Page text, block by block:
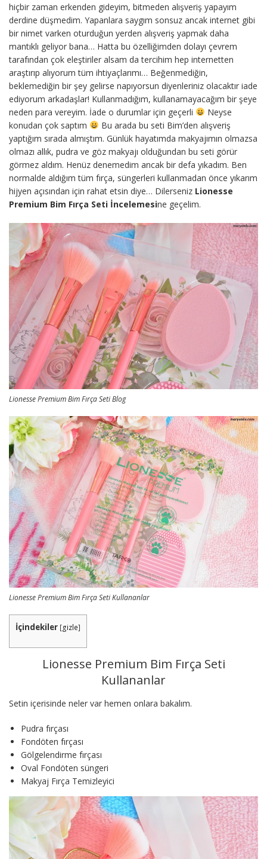
hiçbir zaman erkenden gideyim, bitmeden alışveriş yapayım
derdine düşmedim. Yapanlara saygım sonsuz ancak internet gibi
bir nimet varken oturduğun yerden alışveriş yapmak daha
mantıklı geliyor bana… Hatta bu özelliğimden dolayı çevrem
tarafından çok eleştiriler alsam da tercihim hep internetten
araştırıp alıyorum tüm ihtiyaçlarımı… Beğenmediğin,
beklemediğin bir şey gelirse napıyorsun diyenleriniz olacaktır iade
ediyorum arkadaşlar! Kullanmadığım, kullanamayacağım bir şeye
neden para vereyim. İade o durumlar için geçerli
Neyse
konudan çok saptım
Bu arada bu seti Bim’den alışveriş
yaptığım sırada almıştım. Günlük hayatımda makyajımın olmazsa
olmazı allık, pudra ve göz makyajı olduğundan bu seti görür
görmez aldım. Henüz denemedim ancak bir defa yıkadım. Ben
normalde aldığım tüm fırça, süngerleri kullanmadan önce yıkarım
hijyen açısından için rahat etsin diye… Dilerseniz Lionesse
Premium Bim Fırça Seti İncelemesine geçelim.
Lionesse Premium Bim Fırça Seti Blog
Lionesse Premium Bim Fırça Seti Kullananlar
İçindekiler [gizle]
Lionesse Premium Bim Fırça Seti
Kullananlar
Setin içerisinde neler var hemen onlara bakalım.
Pudra fırçası
Fondöten fırçası
Gölgelendirme fırçası
Oval Fondöten süngeri
Makyaj Fırça Temizleyici